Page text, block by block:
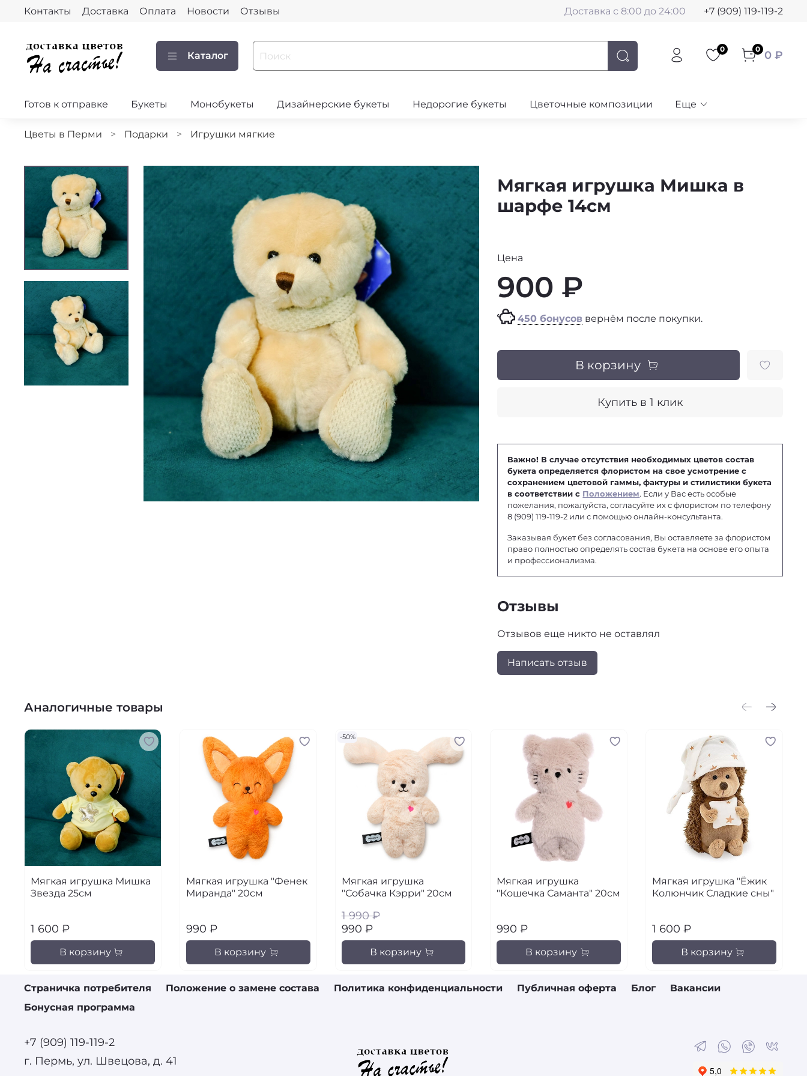
Контакты Доставка Оплата Новости Отзывы Доставка с 8:00 до 24:00 +7 (909) 119-119-2
Каталог
0 0 0 ₽
Готов к отправке Букеты Монобукеты Дизайнерские букеты Недорогие букеты Цветочные композиции Еще
Цветы в Перми Подарки Игрушки мягкие
Мягкая игрушка Мишка в
шарфе 14см
Цена
900 ₽
450 бонусов вернём после покупки.
В корзину
Купить в 1 клик
Важно! В случае отсутствия необходимых цветов состав
букета определяется флористом на свое усмотрение с
сохранением цветовой гаммы, фактуры и стилистики букета
в соответствии с Положением. Если у Вас есть особые
пожелания, пожалуйста, согласуйте их с флористом по телефону
8 (909) 119-119-2 или с помощью онлайн-консультанта.
Заказывая букет без согласования, Вы оставляете за флористом
право полностью определять состав букета на основе его опыта
и профессионализма.
Отзывы
Отзывов еще никто не оставлял
Написать отзыв
Аналогичные товары
Мягкая игрушка Мишка
Звезда 25см
1 600 ₽
В корзину
Мягкая игрушка "Фенек
Миранда" 20см
990 ₽
В корзину
-50%
Мягкая игрушка
"Собачка Кэрри" 20см
1 990 ₽
990 ₽
В корзину
Мягкая игрушка
"Кошечка Саманта" 20см
990 ₽
В корзину
Мягкая игрушка "Ёжик
Колюнчик Сладкие сны"
1 600 ₽
В корзину
Страничка потребителя Положение о замене состава Политика конфиденциальности Публичная оферта Блог
Вакансии
Бонусная программа
+7 (909) 119-119-2
г. Пермь, ул. Швецова, д. 41